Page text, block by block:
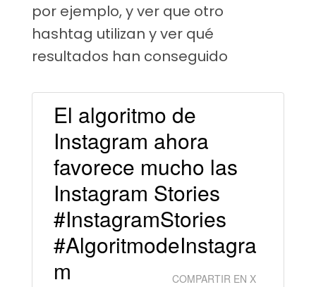
por ejemplo, y ver que otro
hashtag utilizan y ver qué
resultados han conseguido
El algoritmo de
Instagram ahora
favorece mucho las
Instagram Stories
#InstagramStories
#AlgoritmodeInstagra
m
COMPARTIR EN X